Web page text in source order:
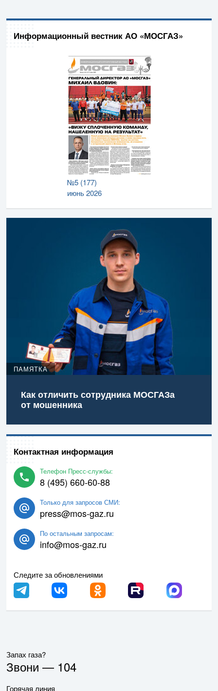
Информационный вестник АО «МОСГАЗ»
№5 (177)
июнь 2026
ПАМЯТКА
Как отличить сотрудника МОСГАЗа
от мошенника
Контактная информация
Телефон Пресс-службы:
8 (495) 660-60-88
Только для запросов СМИ:
press@mos-gaz.ru
По остальным запросам:
info@mos-gaz.ru
Следите за обновлениями
Запах газа?
Звони — 104
Горячая линия